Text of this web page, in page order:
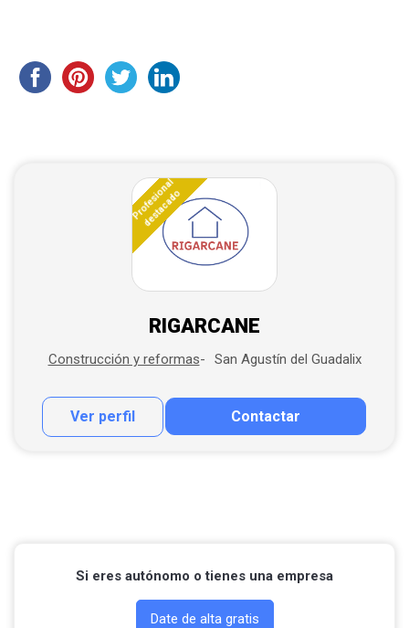
Profesional
destacado
RIGARCANE
Construcción y reformas San Agustín del Guadalix
Ver perfil Contactar
Contactar por correo
Si eres autónomo o tienes una empresa
Date de alta gratis